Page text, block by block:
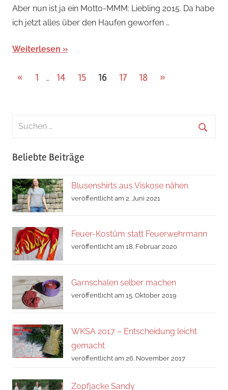
Aber nun ist ja ein Motto-MMM: Liebling 2015. Da habe
ich jetzt alles über den Haufen geworfen …
Weiterlesen
Beitragsnavigation
« Vorherige
1 … 14 15 16 17 18
Nächste
»
Suchen
Beliebte Beiträge
Blusenshirts aus Viskose nähen
veröffentlicht am 2. Juni 2021
Feuer-Kostüm statt Feuerwehrmann
veröffentlicht am 18. Februar 2020
Garnschalen selber machen
veröffentlicht am 15. Oktober 2019
WKSA 2017 – Entscheidung leicht
gemacht
veröffentlicht am 26. November 2017
Zopfjacke Sandy